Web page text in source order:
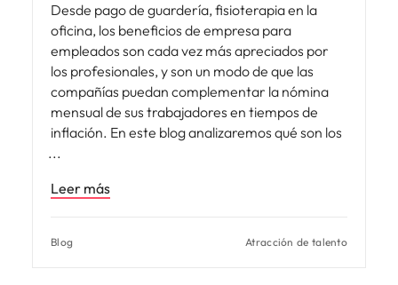
Desde pago de guardería, fisioterapia en la
oficina, los beneficios de empresa para
empleados son cada vez más apreciados por
los profesionales, y son un modo de que las
compañías puedan complementar la nómina
mensual de sus trabajadores en tiempos de
inflación. En este blog analizaremos qué son los
Leer más
Blog Atracción de talento